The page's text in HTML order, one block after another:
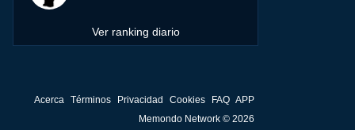
Ver ranking diario
Acerca Términos Privacidad Cookies FAQ APP
Memondo Network © 2026